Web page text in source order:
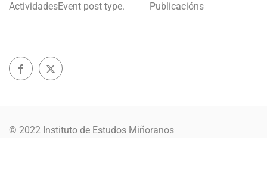
ActividadesEvent post type. Publicacións
© 2022 Instituto de Estudos Miñoranos